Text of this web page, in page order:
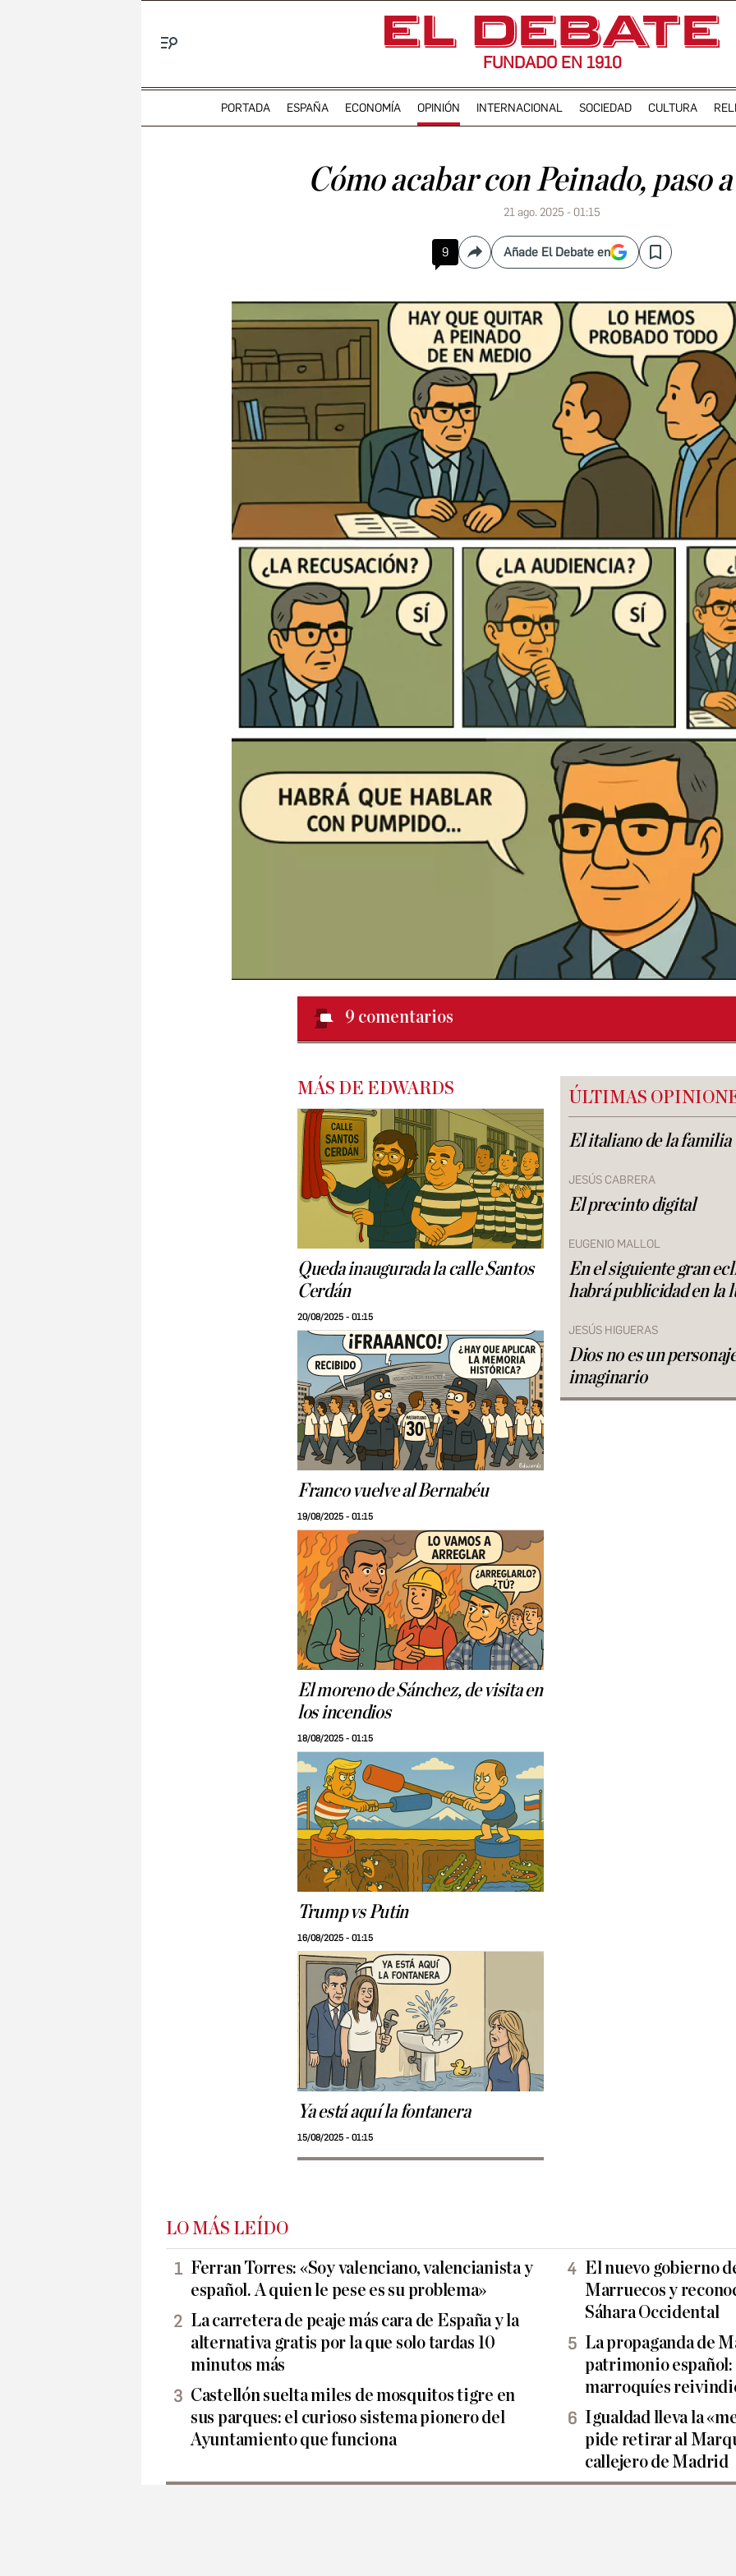
FUNDADO EN 1910
PORTADA ESPAÑA ECONOMÍA OPINIÓN INTERNACIONAL SOCIEDAD CULTURA
Cómo acabar con Peinado, paso
21 ago. 2025 - 01:15
9 CompartirAñade El Debate en Save
9 comentarios
MÁS DE EDWARDS
Queda inaugurada la calle Santos
Cerdán
20/08/2025 - 01:15
Franco vuelve al Bernabéu
19/08/2025 - 01:15
El moreno de Sánchez, de visita en
los incendios
18/08/2025 - 01:15
Trump vs Putin
16/08/2025 - 01:15
Ya está aquí la fontanera
15/08/2025 - 01:15
ÚLTIMAS
El italiano de la familia
JESÚS CABRERA
El precinto digital
EUGENIO MALLOL
En el siguiente gran
habrá publicidad en la
JESÚS HIGUERAS
Dios no es un
imaginario
LO MÁS LEÍDO
Ferran Torres: «Soy valenciano, valencianista y
español. A quien le pese es su problema»
La carretera de peaje más cara de España y la
alternativa gratis por la que solo tardas 10
minutos más
Castellón suelta miles de mosquitos tigre en
sus parques: el curioso sistema pionero del
Ayuntamiento que funciona
El nuevo gobierno
Marruecos y
Sáhara Occidental
La propaganda de
patrimonio
marroquíes
Igualdad lleva la
pide retirar al
callejero de Madrid